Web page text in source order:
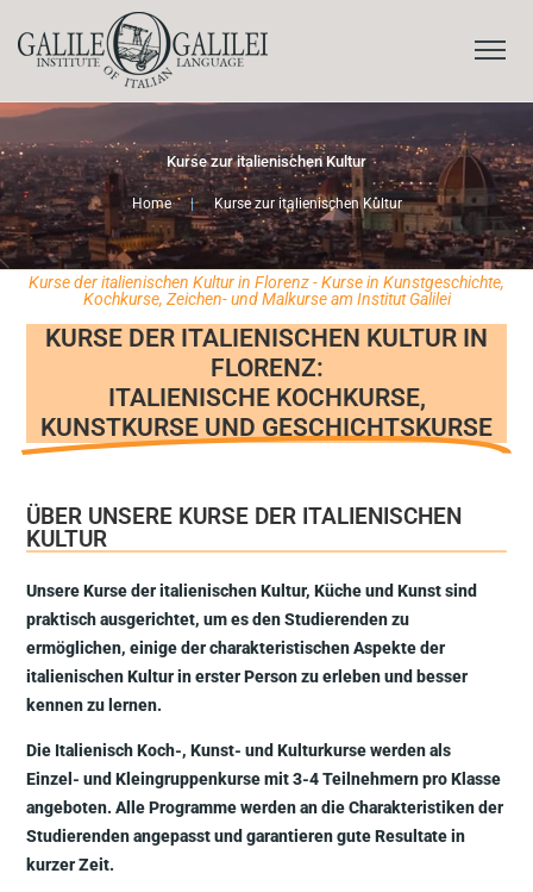
Kurse zur italienischen Kultur
Home | Kurse zur italienischen Kultur
Kurse der italienischen Kultur in Florenz - Kurse in Kunstgeschichte,
Kochkurse, Zeichen- und Malkurse am Institut Galilei
KURSE DER ITALIENISCHEN KULTUR IN
FLORENZ:
ITALIENISCHE KOCHKURSE,
KUNSTKURSE UND GESCHICHTSKURSE
ÜBER UNSERE KURSE DER ITALIENISCHEN
KULTUR
Unsere Kurse der italienischen Kultur, Küche und Kunst sind
praktisch ausgerichtet, um es den Studierenden zu
ermöglichen, einige der charakteristischen Aspekte der
italienischen Kultur in erster Person zu erleben und besser
kennen zu lernen.
Die Italienisch Koch-, Kunst- und Kulturkurse werden als
Einzel- und Kleingruppenkurse mit 3-4 Teilnehmern pro Klasse
angeboten. Alle Programme werden an die Charakteristiken der
Studierenden angepasst und garantieren gute Resultate in
kurzer Zeit.